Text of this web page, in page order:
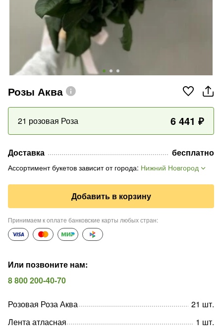
Розы Аква
21 розовая Роза 6 441 ₽
Доставка бесплатно
Ассортимент букетов зависит от города: Нижний Новгород
Добавить в корзину
Принимаем к оплате банковские карты любых стран:
Или позвоните нам:
8 800 200-40-70
Розовая Роза Аква 21 шт.
Лента атласная
1 шт.